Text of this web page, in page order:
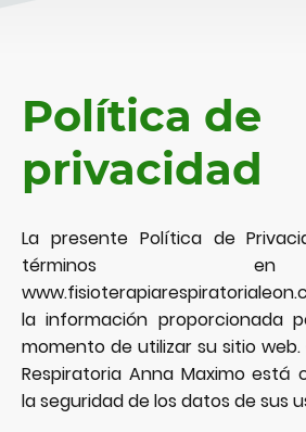
Política de
privacidad
La presente Política de
términos
la información proporcionada
momento de utilizar su sitio
Respiratoria Anna Maximo está
la seguridad de los datos de sus